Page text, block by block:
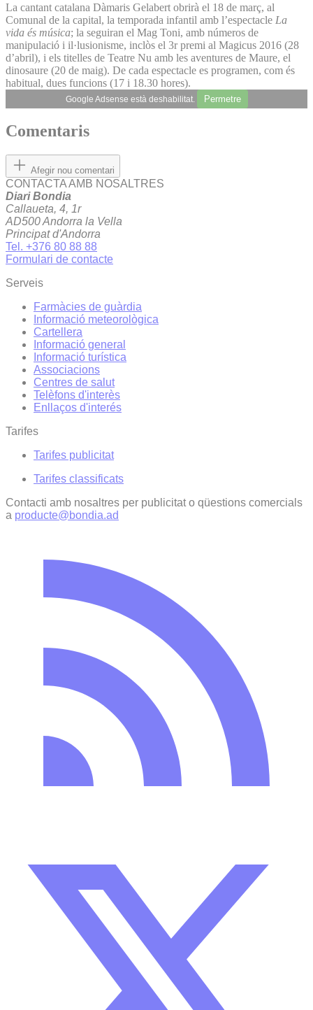
La cantant catalana Dàmaris Gelabert obrirà el 18 de març, al
Comunal de la capital, la temporada infantil amb l’espectacle La
vida és música; la seguiran el Mag Toni, amb números de
manipulació i il·lusionisme, inclòs el 3r premi al Magicus 2016 (28
d’abril), i els titelles de Teatre Nu amb les aventures de Maure, el
dinosaure (20 de maig). De cada espectacle es programen, com és
habitual, dues funcions (17 i 18.30 hores).
Google Adsense està deshabilitat. Permetre
Comentaris
Afegir nou comentari
CONTACTA AMB NOSALTRES
Diari Bondia
Callaueta, 4, 1r
AD500 Andorra la Vella
Principat d'Andorra
Tel. +376 80 88 88
Formulari de contacte
Serveis
Farmàcies de guàrdia
Informació meteorològica
Cartellera
Informació general
Informació turística
Associacions
Centres de salut
Telèfons d'interès
Enllaços d'interés
Tarifes
Tarifes publicitat
Tarifes classificats
Contacti amb nosaltres per publicitat o qüestions comercials
a producte@bondia.ad